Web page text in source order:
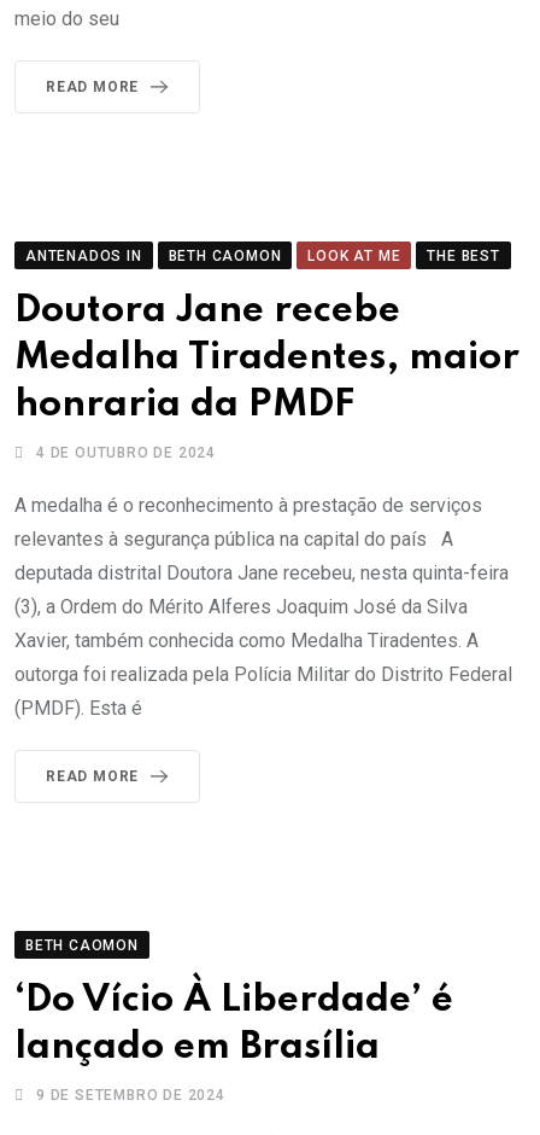
meio do seu
READ MORE
ANTENADOS IN BETH CAOMON LOOK AT ME THE BEST
Doutora Jane recebe
Medalha Tiradentes, maior
honraria da PMDF
4 DE OUTUBRO DE 2024
A medalha é o reconhecimento à prestação de serviços
relevantes à segurança pública na capital do país A
deputada distrital Doutora Jane recebeu, nesta quinta-feira
(3), a Ordem do Mérito Alferes Joaquim José da Silva
Xavier, também conhecida como Medalha Tiradentes. A
outorga foi realizada pela Polícia Militar do Distrito Federal
(PMDF). Esta é
READ MORE
BETH CAOMON
‘Do Vício À Liberdade’ é
lançado em Brasília
9 DE SETEMBRO DE 2024